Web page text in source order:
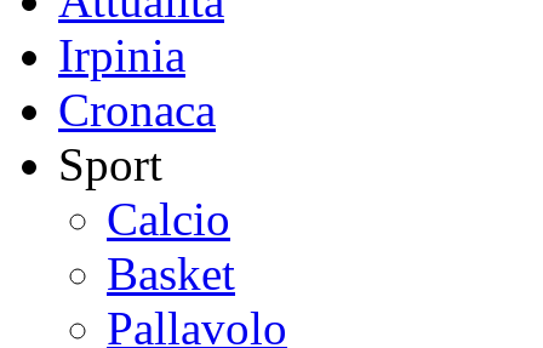
Irpinia
Cronaca
Sport
Calcio
Basket
Pallavolo